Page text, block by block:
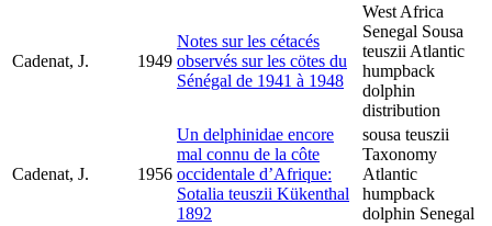
Cadenat, J. 1949
Notes sur les cétacés
observés sur les cötes du
Sénégal de 1941 à 1948
West Africa
Senegal Sousa
teuszii Atlantic
humpback
dolphin
distribution
Cadenat, J. 1956
Un delphinidae encore
mal connu de la côte
occidentale d’Afrique:
Sotalia teuszii Kükenthal
1892
sousa teuszii
Taxonomy
Atlantic
humpback
dolphin Senegal